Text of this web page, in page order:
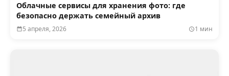
Облачные сервисы для хранения фото: где
безопасно держать семейный архив
5 апреля, 2026 1 мин